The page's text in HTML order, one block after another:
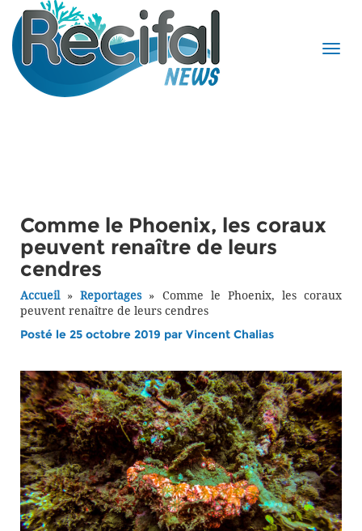
Comme le Phoenix, les coraux
peuvent renaître de leurs
cendres
Accueil»Reportages» Comme le Phoenix, les coraux
peuvent renaître de leurs cendres
Posté le 25 octobre 2019 par Vincent Chalias